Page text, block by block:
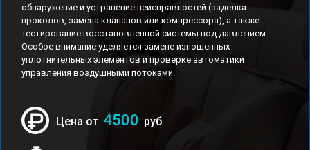
обнаружение и устранение неисправностей (заделка
проколов, замена клапанов или компрессора), а также
тестирование восстановленной системы под давлением.
Особое внимание уделяется замене изношенных
уплотнительных элементов и проверке автоматики
управления воздушными потоками.
Цена от 4500 руб